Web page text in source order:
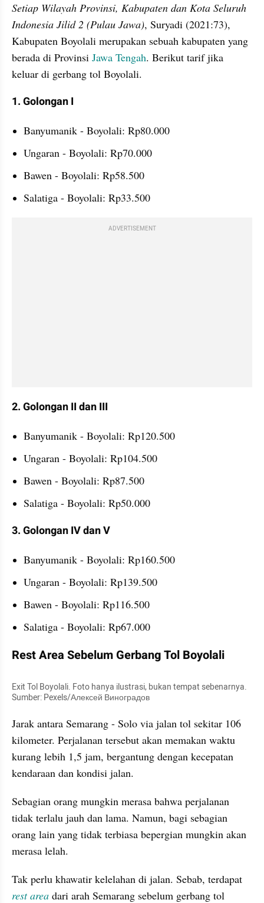
Setiap Wilayah Provinsi, Kabupaten dan Kota Seluruh
Indonesia Jilid 2 (Pulau Jawa), Suryadi (2021:73),
Kabupaten Boyolali merupakan sebuah kabupaten yang
berada di Provinsi Jawa Tengah. Berikut tarif jika
keluar di gerbang tol Boyolali.
1. Golongan I
Banyumanik - Boyolali: Rp80.000
Ungaran - Boyolali: Rp70.000
Bawen - Boyolali: Rp58.500
Salatiga - Boyolali: Rp33.500
ADVERTISEMENT
2. Golongan II dan III
Banyumanik - Boyolali: Rp120.500
Ungaran - Boyolali: Rp104.500
Bawen - Boyolali: Rp87.500
Salatiga - Boyolali: Rp50.000
3. Golongan IV dan V
Banyumanik - Boyolali: Rp160.500
Ungaran - Boyolali: Rp139.500
Bawen - Boyolali: Rp116.500
Salatiga - Boyolali: Rp67.000
Rest Area Sebelum Gerbang Tol Boyolali
Exit Tol Boyolali. Foto hanya ilustrasi, bukan tempat sebenarnya.
Sumber: Pexels/Алексей Виноградов
Jarak antara Semarang - Solo via jalan tol sekitar 106
kilometer. Perjalanan tersebut akan memakan waktu
kurang lebih 1,5 jam, bergantung dengan kecepatan
kendaraan dan kondisi jalan.
Sebagian orang mungkin merasa bahwa perjalanan
tidak terlalu jauh dan lama. Namun, bagi sebagian
orang lain yang tidak terbiasa bepergian mungkin akan
merasa lelah.
Tak perlu khawatir kelelahan di jalan. Sebab, terdapat
rest area dari arah Semarang sebelum gerbang tol